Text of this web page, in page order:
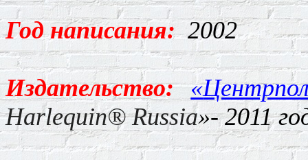
Год написания: 2002
Издательство:«
Harlequin®Russia»- 2011